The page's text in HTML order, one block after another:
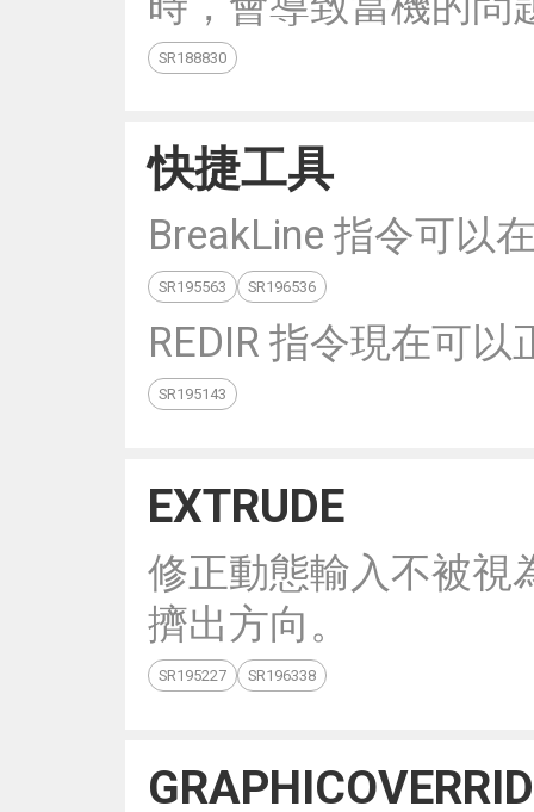
SR188830
快捷工具
BreakLine 指令可以
SR195563 SR196536
REDIR 指令現在可
SR195143
EXTRUDE
修正動態輸入不被視
擠出方向。
SR195227 SR196338